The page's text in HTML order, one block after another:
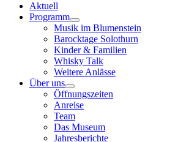
Aktuell
Programm
Musik im Blumenstein
Barocktage Solothurn
Kinder & Familien
Whisky Talk
Weitere Anlässe
Über uns
Öffnungszeiten
Anreise
Team
Das Museum
Jahresberichte